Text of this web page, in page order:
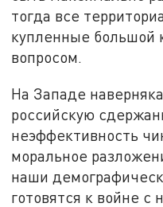
тогда все
купленные большой
вопросом.
На Западе
российскую
неэффективность
моральное
наши
готовятся к войне с